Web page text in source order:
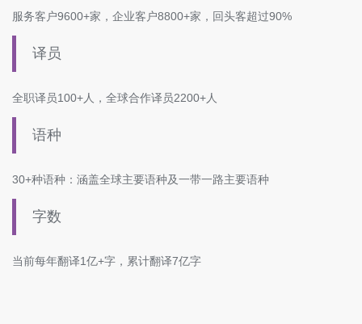
服务客户9600+家，企业客户8800+家，回头客超过90%
译员
全职译员100+人，全球合作译员2200+人
语种
30+种语种：涵盖全球主要语种及一带一路主要语种
字数
当前每年翻译1亿+字，累计翻译7亿字